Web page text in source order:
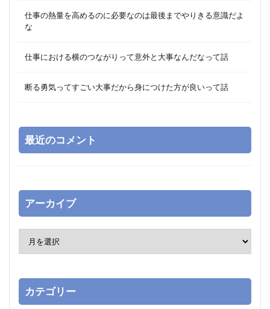
仕事の熱量を高めるのに必要なのは最後までやりきる意識だよ
な
仕事における横のつながりって意外と大事なんだなって話
断る勇気ってすごい大事だから身につけた方が良いって話
最近のコメント
アーカイブ
カテゴリー